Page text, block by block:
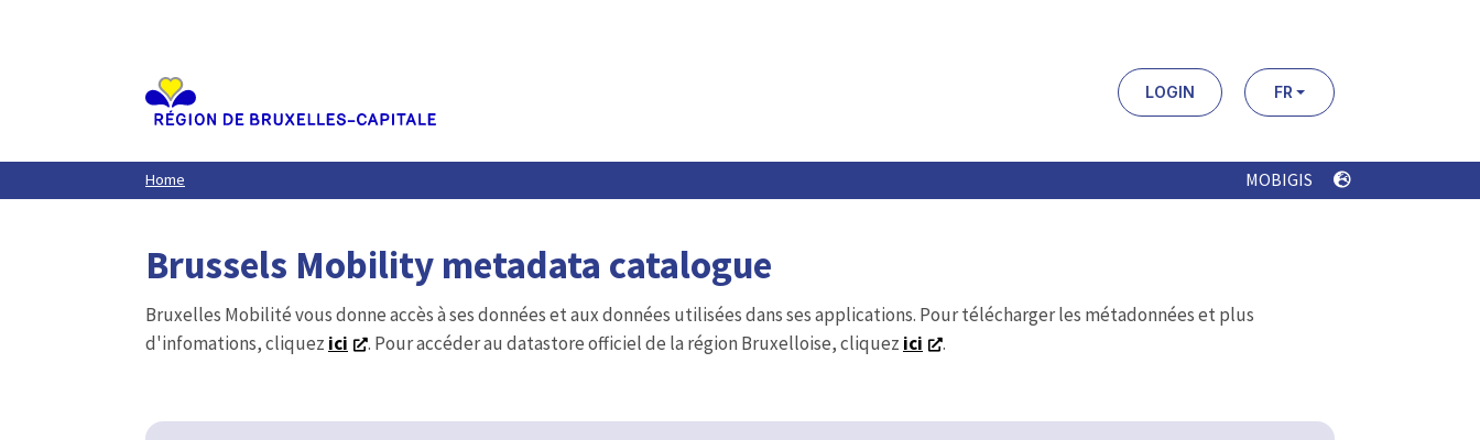
LOGIN FR
Home MOBIGIS
Brussels Mobility metadata catalogue
Bruxelles Mobilité vous donne accès à ses données et aux données utilisées dans ses applications. Pour télécharger les métadonnées et plus
d'infomations, cliquez ici . Pour accéder au datastore officiel de la région Bruxelloise, cliquez ici .